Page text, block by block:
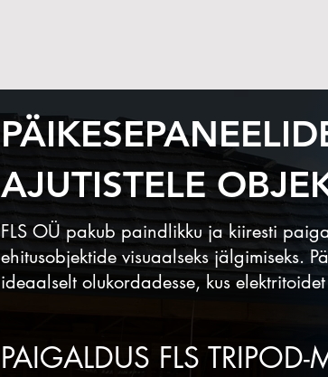
AJUTISTELE
FLS OÜ pakub paindlikku ja kiiresti
ehitusobjektide visuaalseks jälgimiseks.
ideaalselt olukordadesse, kus
PAIGALDUS FLS TRIPOD-